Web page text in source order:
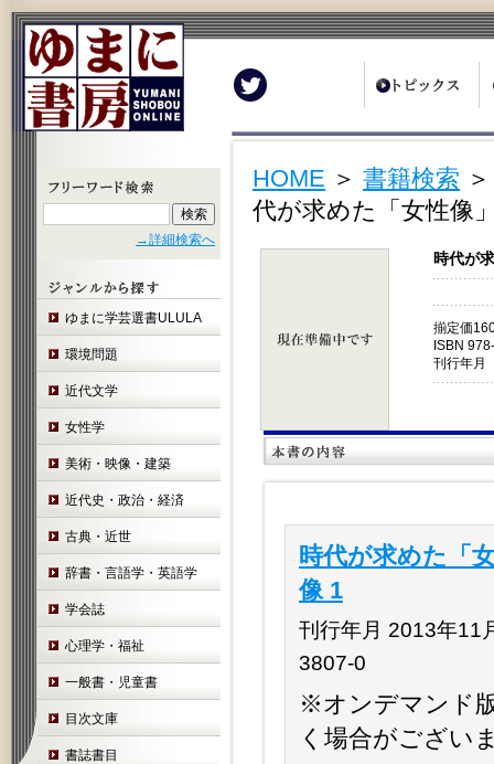
→詳細検索へ
ゆまに学芸選書ULULA
環境問題
近代文学
女性学
美術・映像・建築
近代史・政治・経済
古典・近世
辞書・言語学・英語学
学会誌
心理学・福祉
一般書・児童書
目次文庫
書誌書目
HOME ＞ 書籍検索
代が求めた「女性
時代が
揃定価
ISBN
刊行年
時代が求めた
像 1
刊行年月 2013年11
3807-0
※オンデマンド
く場合がござい